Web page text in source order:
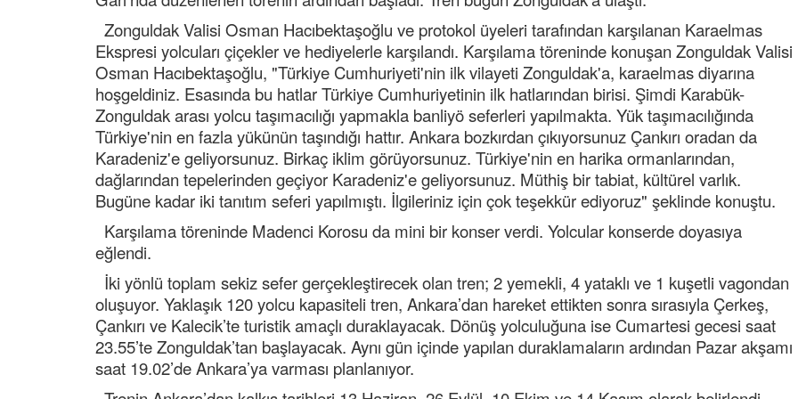
Zonguldak Valisi Osman Hacıbektaşoğlu ve protokol üyeleri tarafından karşılanan Karaelmas
Ekspresi yolcuları çiçekler ve hediyelerle karşılandı. Karşılama töreninde konuşan Zonguldak Valisi
Osman Hacıbektaşoğlu, "Türkiye Cumhuriyeti'nin ilk vilayeti Zonguldak'a, karaelmas diyarına
hoşgeldiniz. Esasında bu hatlar Türkiye Cumhuriyetinin ilk hatlarından birisi. Şimdi Karabük-
Zonguldak arası yolcu taşımacılığı yapmakla banliyö seferleri yapılmakta. Yük taşımacılığında
Türkiye'nin en fazla yükünün taşındığı hattır. Ankara bozkırdan çıkıyorsunuz Çankırı oradan da
Karadeniz'e geliyorsunuz. Birkaç iklim görüyorsunuz. Türkiye'nin en harika ormanlarından,
dağlarından tepelerinden geçiyor Karadeniz'e geliyorsunuz. Müthiş bir tabiat, kültürel varlık.
Bugüne kadar iki tanıtım seferi yapılmıştı. İlgileriniz için çok teşekkür ediyoruz" şeklinde konuştu.
Karşılama töreninde Madenci Korosu da mini bir konser verdi. Yolcular konserde doyasıya
eğlendi.
İki yönlü toplam sekiz sefer gerçekleştirecek olan tren; 2 yemekli, 4 yataklı ve 1 kuşetli vagondan
oluşuyor. Yaklaşık 120 yolcu kapasiteli tren, Ankara’dan hareket ettikten sonra sırasıyla Çerkeş,
Çankırı ve Kalecik’te turistik amaçlı duraklayacak. Dönüş yolculuğuna ise Cumartesi gecesi saat
23.55’te Zonguldak’tan başlayacak. Aynı gün içinde yapılan duraklamaların ardından Pazar akşamı
saat 19.02’de Ankara’ya varması planlanıyor.
Semih ÇOLAK
SEÇMEN NE DEDİ?
Op. Dr. Erol GÜNEN
Şenol AZMAN
“Aman doktor, yaman doktor.
Derdime bir çare!” – 2-